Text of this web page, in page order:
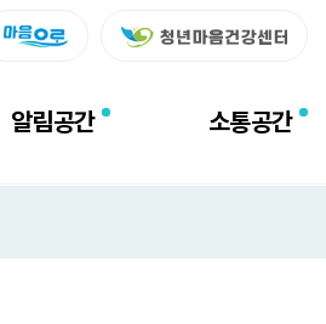
알림공간 소통공간